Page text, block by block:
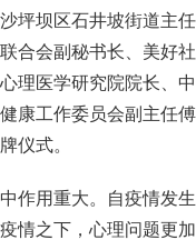
坪坝区石井坡街道主
合会副秘书长、美好
理医学研究院院长、
康工作委员会副主任
仪式。
作用重大。自疫情发
情之下，心理问题更